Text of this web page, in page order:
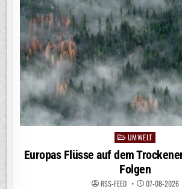
Posted
in
UMWELT
Europas Flüsse auf dem
Folgen
RSS-FEED 07-08-2026